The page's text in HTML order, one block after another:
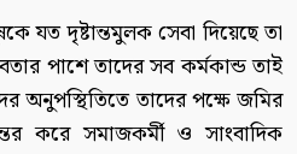
যত দৃষ্টান্তমুলক সেবা দিয়েছে তা
পাশে তাদের সব কর্মকান্ড তাই
অনুপস্থিতিতে তাদের পক্ষে জমির
করে সমাজকর্মী ও সাংবাদিক